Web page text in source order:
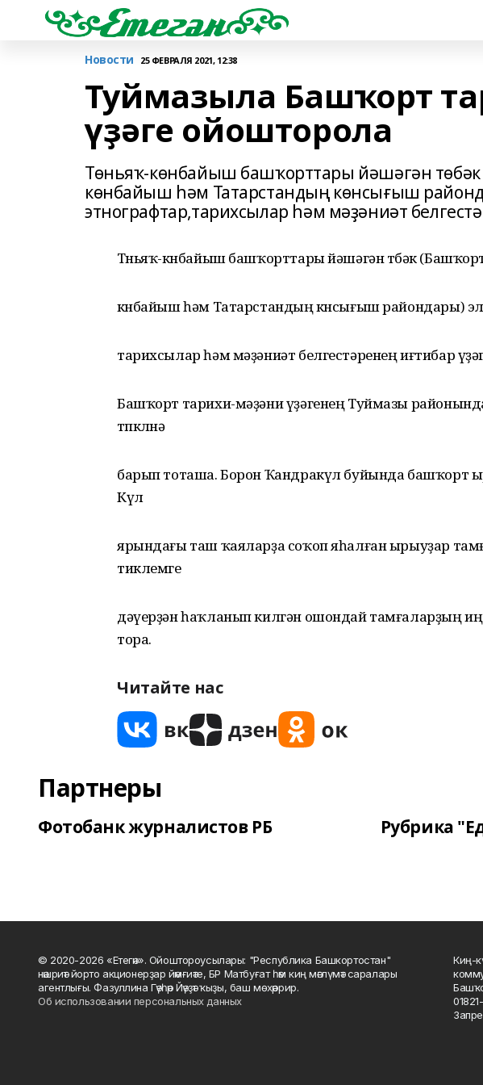
Новости 25 ФЕВРАЛЯ 2021, 12:38
Туймазыла Башҡорт
үҙәге ойошторола
Төньяҡ-көнбайыш башҡорттары йәшәгән
көнбайыш һәм Татарстандың көнсығыш
этнографтар,тарихсылар һәм мәҙәниәт
Төньяҡ-көнбайыш башҡорттары йәшәгән төбәк
көнбайыш һәм Татарстандың көнсығыш райондары)
тарихсылар һәм мәҙәниәт белгестәренең иғтибар
Башҡорт тарихи-мәҙәни үҙәгенең Туймазы
төпкөлөнә
барып тоташа. Борон Ҡандракүл буйында башҡорт
Күл
ярындағы таш ҡаяларҙа соҡоп яһалған ырыуҙар
тиклемге
дәүерҙән һаҡланып килгән ошондай тамғаларҙың
тора.
Читайте нас
Партнеры
Фотобанк журналистов РБ Рубрика
© 2020-2026 «Етегән». Ойоштороусылары: "Республика Башкортостан"
нәшриәт йорто акционерҙар йәмғиәте, БР Матбуғат һәм киң мәғлүмәт саралары
агентлығы. Фазуллина Гәүһәр Йәүҙәт ҡыҙы, баш мөхәррир.
Об использовании персональных данных
Киң-